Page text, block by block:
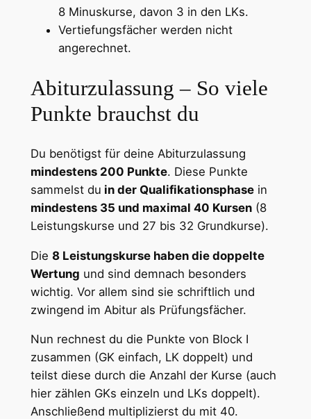
8 Minuskurse, davon 3 in den LKs.
Vertiefungsfächer werden nicht
angerechnet.
Abiturzulassung – So viele
Punkte brauchst du
Du benötigst für deine Abiturzulassung
mindestens 200 Punkte. Diese Punkte
sammelst du in der Qualifikationsphasein
mindestens 35 und maximal 40 Kursen(8
Leistungskurse und 27 bis 32 Grundkurse).
Die 8 Leistungskurse haben die doppelte
Wertung und sind demnach besonders
wichtig. Vor allem sind sie schriftlich und
zwingend im Abitur als Prüfungsfächer.
Nun rechnest du die Punkte von Block I
zusammen (GK einfach, LK doppelt) und
teilst diese durch die Anzahl der Kurse (auch
hier zählen GKs einzeln und LKs doppelt).
Anschließend multiplizierst du mit 40.